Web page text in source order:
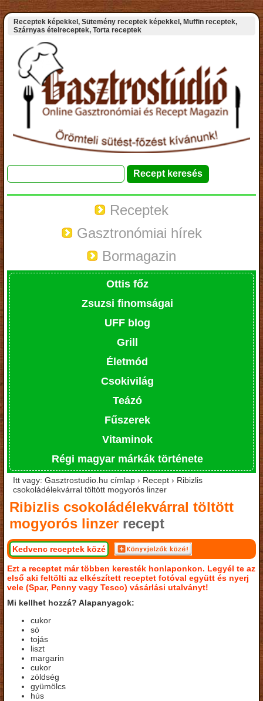
Receptek képekkel, Sütemény receptek képekkel, Muffin receptek,
Szárnyas ételreceptek, Torta receptek
Receptek
Gasztronómiai hírek
Bormagazin
Ottis főz
Zsuzsi finomságai
UFF blog
Grill
Életmód
Csokivilág
Teázó
Fűszerek
Vitaminok
Régi magyar márkák története
Itt vagy: Gasztrostudio.hu címlap › Recept › Ribizlis
csokoládélekvárral töltött mogyorós linzer
Ribizlis csokoládélekvárral töltött
mogyorós linzer recept
Kedvenc receptek közé
Ezt a receptet már többen keresték honlaponkon. Legyél te az
első aki feltölti az elkészített receptet fotóval együtt és nyerj
vele (Spar, Penny vagy Tesco) vásárlási utalványt!
Mi kellhet hozzá? Alapanyagok:
cukor
só
tojás
liszt
margarin
cukor
zöldség
gyümölcs
hús